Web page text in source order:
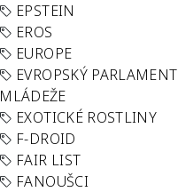
EPSTEIN
EROS
EUROPE
EVROPSKÝ PARLAMENT
MLÁDEŽE
EXOTICKÉ ROSTLINY
F-DROID
FAIR LIST
FANOUŠCI